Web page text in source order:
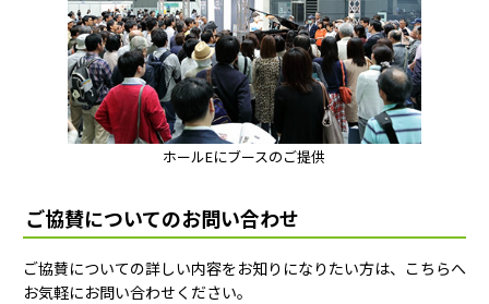
ホールEにブースのご提供
ご協賛についてのお問い合わせ
ご協賛についての詳しい内容をお知りになりたい方は、こちらへ
お気軽にお問い合わせください。